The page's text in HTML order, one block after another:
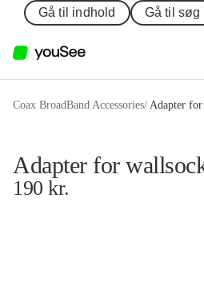
Gå til indhold Gå til søg
Coax BroadBand Accessories/ Adapter
Adapter for
190kr.